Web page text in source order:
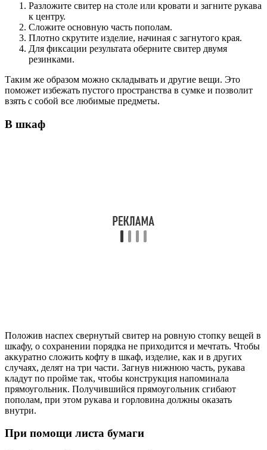
Разложите свитер на столе или кровати и загните рукава
к центру.
Сложите основную часть пополам.
Плотно скрутите изделие, начиная с загнутого края.
Для фиксации результата оберните свитер двумя
резинками.
Таким же образом можно складывать и другие вещи. Это
поможет избежать пустого пространства в сумке и позволит
взять с собой все любимые предметы.
В шкаф
Положив наспех свернутый свитер на ровную стопку вещей в
шкафу, о сохранении порядка не приходится и мечтать. Чтобы
аккуратно сложить кофту в шкаф, изделие, как и в других
случаях, делят на три части. Загнув нижнюю часть, рукава
кладут по пройме так, чтобы конструкция напоминала
прямоугольник. Получившийся прямоугольник сгибают
пополам, при этом рукава и горловина должны оказать
внутри.
При помощи листа бумаги